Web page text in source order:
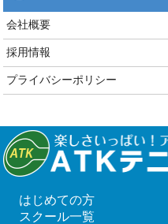
会社概要
採用情報
プライバシーポリシー
はじめての方
スクール一覧